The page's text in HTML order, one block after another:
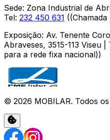
Sede: Zona Industrial de
Tel: 232 450 631 (
Exposição: Av. Tenente
Abraveses, 3515-113 Viseu |
para a rede fixa nacional))
© 2026 MOBILAR. Todos